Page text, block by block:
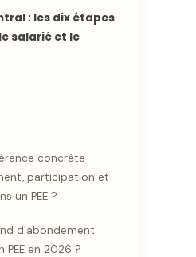
: les dix étapes
salarié et le
concrète
participation et
un PEE ?
d'abondement
PEE en 2026 ?